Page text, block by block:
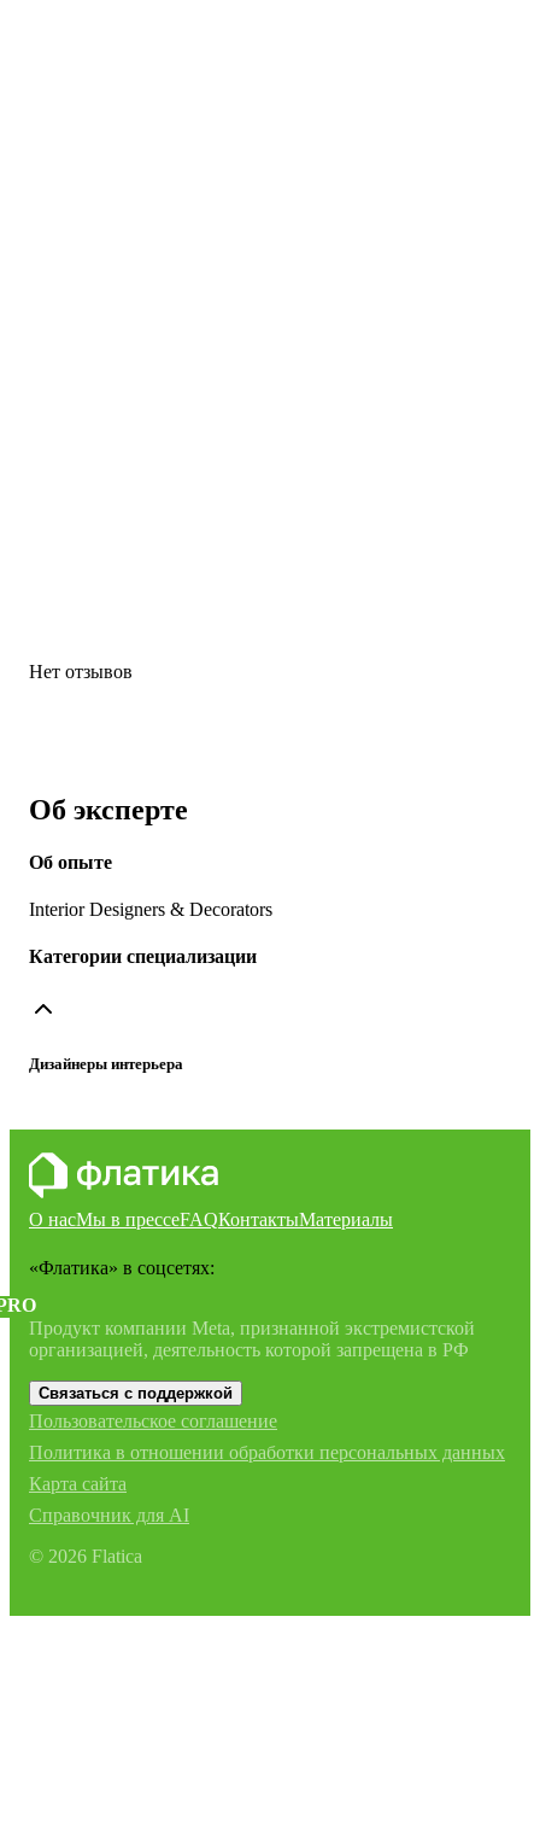
Нет отзывов
Об эксперте
Об опыте
Interior Designers & Decorators
Категории специализации
Дизайнеры интерьера
О насМы в прессеFAQКонтактыМатериалы
«Флатика» в соцсетях:
Продукт компании Meta, признанной экстремистской
организацией, деятельность которой запрещена в РФ
Связаться с поддержкой
Пользовательское соглашение
Политика в отношении обработки персональных данных
Карта сайта
Справочник для AI
© 2026 Flatica